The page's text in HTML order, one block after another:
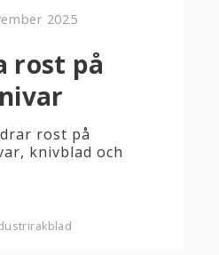
2025
rost på
rost på
knivblad och